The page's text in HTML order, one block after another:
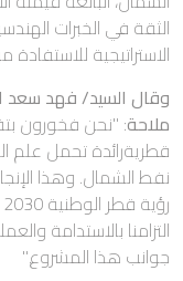
الثقة في الخبرات
الاستراتيجية
وقال السيد/ فهد سعد
ملاحة: "نحن فخورون
قطريةرائدة تحمل علم
نفط الشمال. وهذا
التزامنا بالاستدامة
جوانب هذا المشروع."